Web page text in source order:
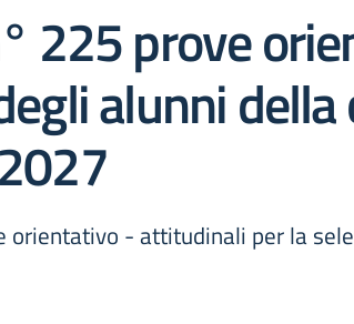
225 prove
alunni
orientativo - attitudinali per la